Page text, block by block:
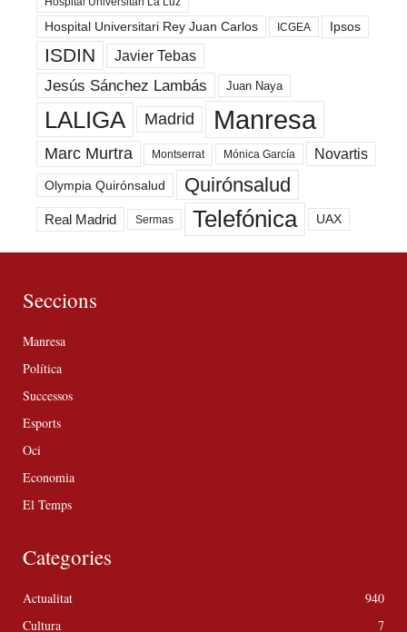
Hospital Universitari Rey Juan Carlos ICGEA Ipsos
ISDIN Javier Tebas
Jesús Sánchez Lambás Juan Naya
LALIGA Madrid Manresa
Marc Murtra Montserrat Mónica García Novartis
Olympia Quirónsalud Quirónsalud
Real Madrid Sermas Telefónica UAX
Seccions
Manresa
Política
Successos
Esports
Oci
Economia
El Temps
Categories
Actualitat
940
Cultura
7